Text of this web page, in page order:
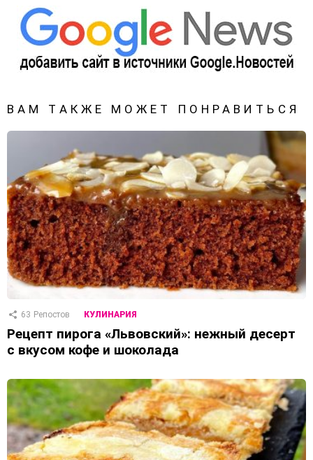
ВАМ ТАКЖЕ МОЖЕТ ПОНРАВИТЬСЯ
63 Репостов КУЛИНАРИЯ
Рецепт пирога «Львовский»: нежный десерт
с вкусом кофе и шоколада